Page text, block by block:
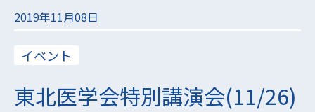
2019年11月08日
イベント
東北医学会特別講演会(11/26)